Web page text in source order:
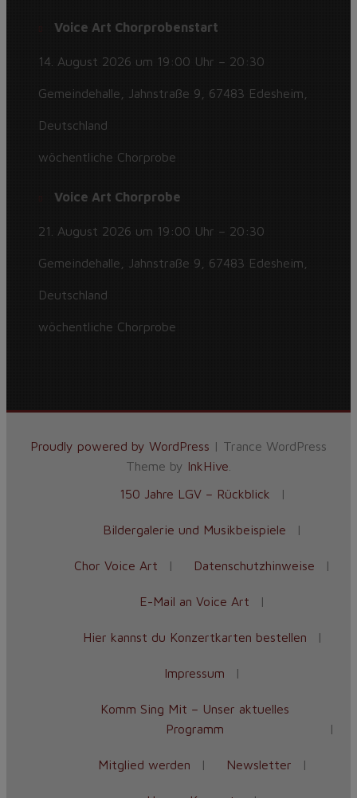
Voice Art Chorprobenstart
14. August 2026 um 19:00 Uhr – 20:30
Gemeindehalle, Jahnstraße 9, 67483 Edesheim,
Deutschland
wöchentliche Chorprobe
Voice Art Chorprobe
21. August 2026 um 19:00 Uhr – 20:30
Gemeindehalle, Jahnstraße 9, 67483 Edesheim,
Deutschland
wöchentliche Chorprobe
Proudly powered by WordPress | Trance WordPress
Theme by InkHive
150 Jahre LGV – Rückblick
Bildergalerie und Musikbeispiele
Chor Voice Art Datenschutzhinweise
E-Mail an Voice Art
Hier kannst du Konzertkarten bestellen
Impressum
Komm Sing Mit – Unser aktuelles
Programm
Mitglied werden Newsletter